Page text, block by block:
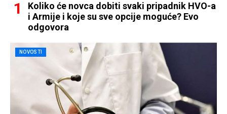
Koliko će novca dobiti svaki pripadnik HVO-a
i Armije i koje su sve opcije moguće? Evo
odgovora
NOVOSTI